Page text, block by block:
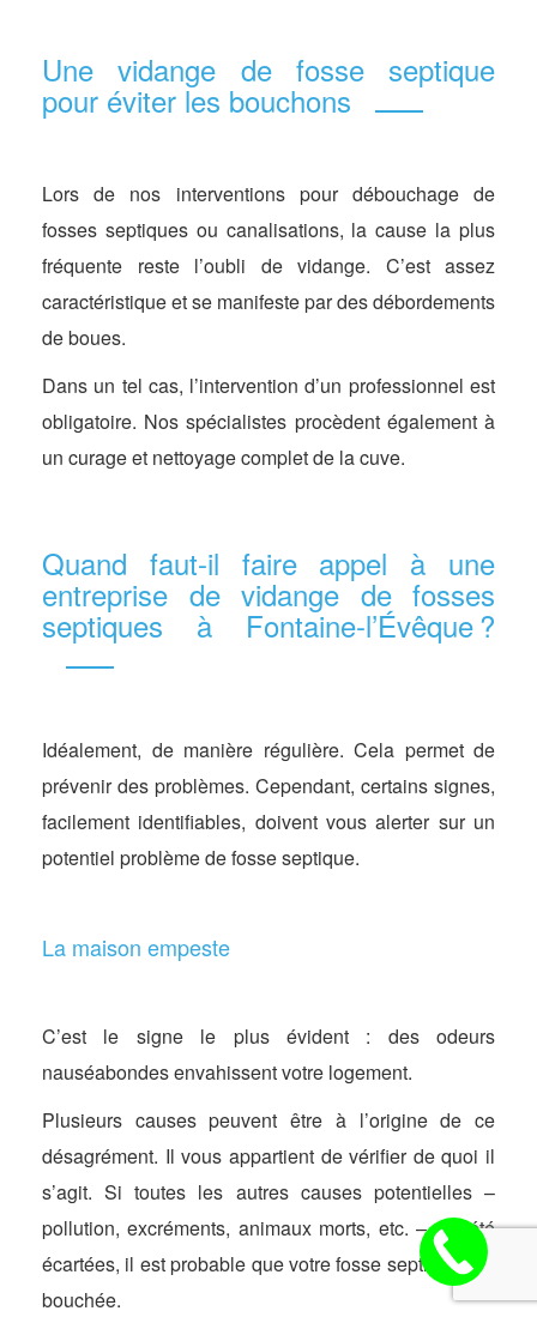
Une vidange de fosse septique
pour éviter les bouchons
Lors de nos interventions pour débouchage de
fosses septiques ou canalisations, la cause la plus
fréquente reste l’oubli de vidange. C’est assez
caractéristique et se manifeste par des débordements
de boues.
Dans un tel cas, l’intervention d’un professionnel est
obligatoire. Nos spécialistes procèdent également à
un curage et nettoyage complet de la cuve.
Quand faut-il faire appel à une
entreprise de vidange de fosses
septiques à Fontaine-l’Évêque ?
Idéalement, de manière régulière. Cela permet de
prévenir des problèmes. Cependant, certains signes,
facilement identifiables, doivent vous alerter sur un
potentiel problème de fosse septique.
La maison empeste
C’est le signe le plus évident : des odeurs
nauséabondes envahissent votre logement.
Plusieurs causes peuvent être à l’origine de ce
désagrément. Il vous appartient de vérifier de quoi il
s’agit. Si toutes les autres causes potentielles –
pollution, excréments, animaux morts, etc. – ont été
écartées, il est probable que votre fosse septique soit
bouchée.